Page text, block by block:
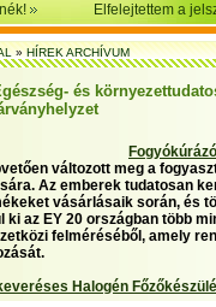
Elfelejtettem a
»HÍREK ARCHÍVUM
és
változott meg a
Az emberek tudatosan
vásárlásaik során, és
ki az EY 20 országban több
felméréséből, amely
Halogén